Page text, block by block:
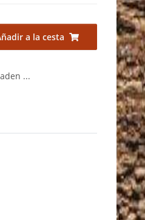
a la cesta
...